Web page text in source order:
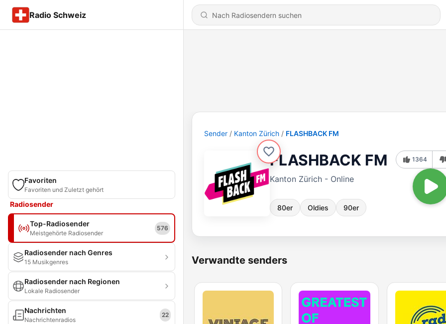
Radio Schweiz
Favoriten
Favoriten und Zuletzt gehört
Radiosender
Top-Radiosender
Meistgehörte Radiosender
576
Radiosender nach Genres
15 Musikgenres
Radiosender nach Regionen
Lokale Radiosender
Nachrichten
Nachrichtenradios
22
Sender Kanton Zürich FLASHBACK FM
FLASHBACK FM
Kanton Zürich - Online
80er Oldies 90er
1364
Verwandte senders